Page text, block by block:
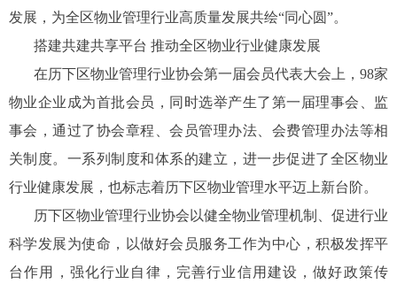
发展，为全区物业管理行业高质量发展共绘“同心圆”。
搭建共建共享平台 推动全区物业行业健康发展
在历下区物业管理行业协会第一届会员代表大会上，98家
物业企业成为首批会员，同时选举产生了第一届理事会、监
事会，通过了协会章程、会员管理办法、会费管理办法等相
关制度。一系列制度和体系的建立，进一步促进了全区物业
行业健康发展，也标志着历下区物业管理水平迈上新台阶。
历下区物业管理行业协会以健全物业管理机制、促进行业
科学发展为使命，以做好会员服务工作为中心，积极发挥平
台作用，强化行业自律，完善行业信用建设，做好政策传